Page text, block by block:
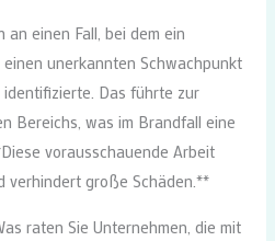
an einen Fall, bei dem ein
unerkannten Schwachpunkt
Das führte zur
Bereichs, was im Brandfall eine
vorausschauende Arbeit
verhindert große Schäden.**
raten Sie Unternehmen, die mit